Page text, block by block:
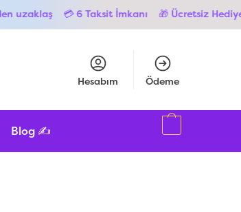
💳 6 Taksit İmkanı 🎁 Ücretsiz Hediye Paketi 🚚
Hesabım Ödeme
Blog ✍️